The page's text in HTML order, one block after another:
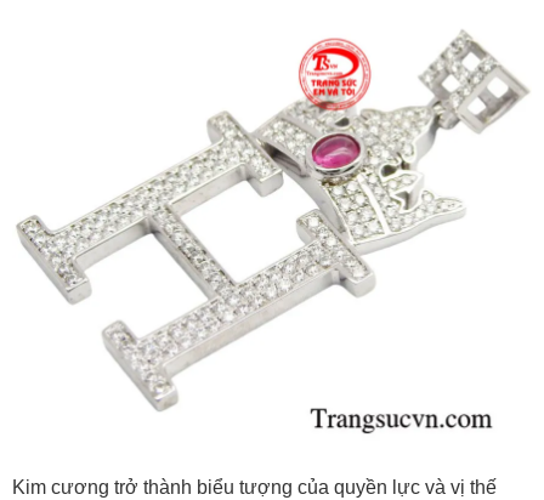
Kim cương trở thành biểu tượng của quyền lực và vị thế